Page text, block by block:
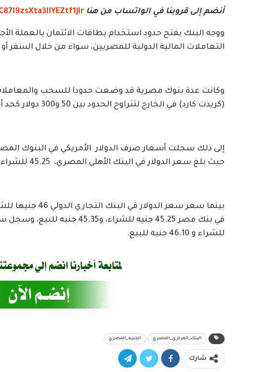
أنضم إلى قروبنا في الواتساب من هنا
ووجه البنك بفتح حدود استخدام بطاقات الائتمان بالعملة
التعاملات المالية الدولية للمصريين، سواء من خلال السفر أو
وكانت عدة بنوك مصرية قد وضعت حدودا للسحب والمعاملات
(كريدت كارد) في الخارج لتتراوح الحدود بين 50 و300 دولار كحد أقصى، خاصة مع تفاقم أزمة شح الدولار.
إلى ذلك سجلت أسعار صرف الدولار الأمريكي في البنوك
حيث بلغ سعر الدولار في البنك الأهلي المصري، 45.25 للشراء، 45.35 جنيه للبيع.
للشراء و 46.10 جنيه للبيع.
البنك_المركزي_المصري الجنيه_المصري
شارك